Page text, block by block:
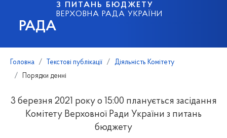
РАДА
З ПИТАНЬ БЮДЖЕТУ
ВЕРХОВНА РАДА УКРАЇНИ
Головна Текстові публікації
Діяльність Комітету
Порядки денні
3 березня 2021 року о 15:00 планується засідання
Комітету Верховної Ради України з питань
бюджету